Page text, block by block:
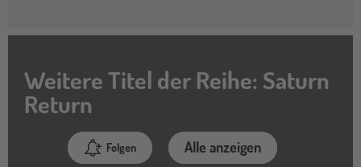
Weitere Titel der Reihe: Saturn
Return
Folgen Alle anzeigen